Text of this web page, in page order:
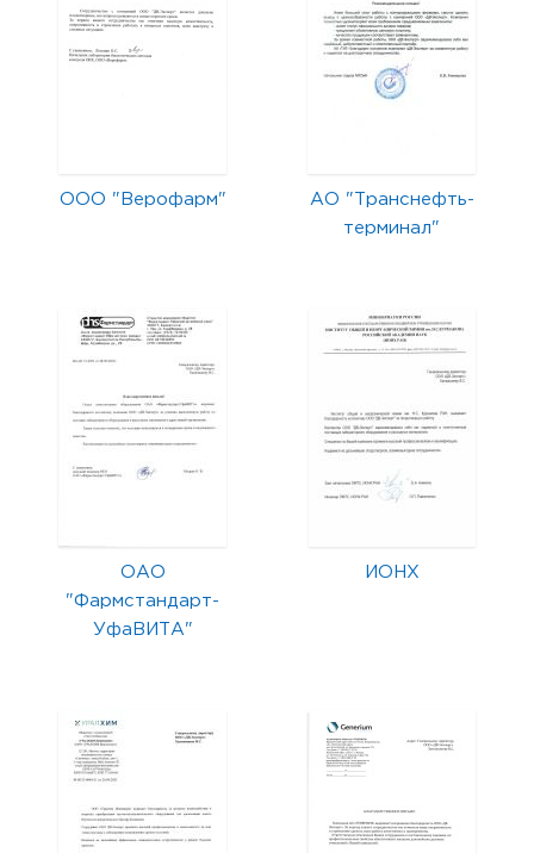
ООО "Верофарм"
АО "Транснефть-
терминал"
ОАО
"Фармстандарт-
УфаВИТА"
ИОНХ